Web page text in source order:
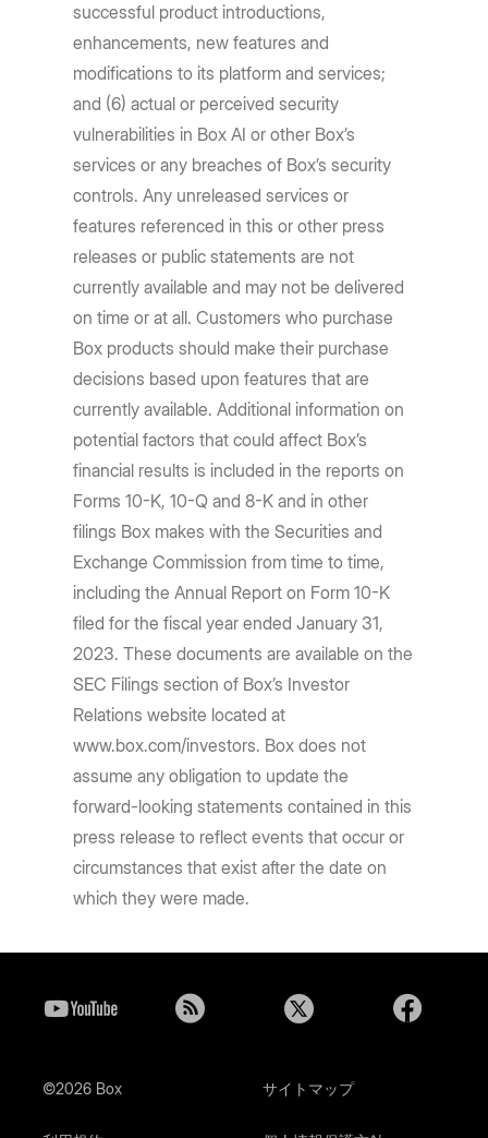
successful product introductions,
enhancements, new features and
modifications to its platform and services;
and (6) actual or perceived security
vulnerabilities in Box AI or other Box’s
services or any breaches of Box’s security
controls. Any unreleased services or
features referenced in this or other press
releases or public statements are not
currently available and may not be delivered
on time or at all. Customers who purchase
Box products should make their purchase
decisions based upon features that are
currently available. Additional information on
potential factors that could affect Box’s
financial results is included in the reports on
Forms 10-K, 10-Q and 8-K and in other
filings Box makes with the Securities and
Exchange Commission from time to time,
including the Annual Report on Form 10-K
filed for the fiscal year ended January 31,
2023. These documents are available on the
SEC Filings section of Box’s Investor
Relations website located at
www.box.com/investors. Box does not
assume any obligation to update the
forward-looking statements contained in this
press release to reflect events that occur or
circumstances that exist after the date on
which they were made.
©2026 Box サイトマップ